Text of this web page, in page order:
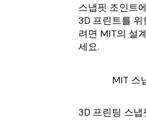
스냅핏 조인트
3D 프린트를 위
려면 MIT의 설
세요.
MIT 스
3D 프린팅 스냅